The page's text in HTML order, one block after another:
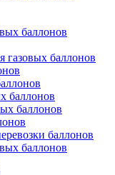
баллонов
газовых баллонов
баллонов
баллонов
баллонов
баллонов